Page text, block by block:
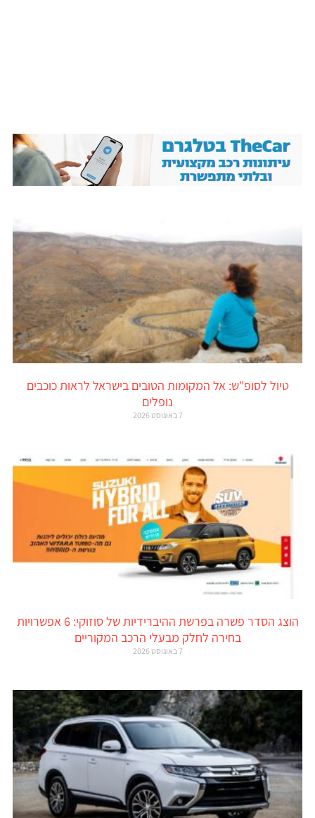
טיול לסופ"ש: אל המקומות הטובים בישראל לראות כוכבים
נופלים
7 באוגוסט 2026
הוצג הסדר פשרה בפרשת ההיברידיות של סוזוקי: 6 אפשרויות
בחירה לחלק מבעלי הרכב המקוריים
7 באוגוסט 2026